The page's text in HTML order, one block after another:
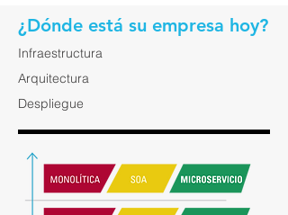
¿Dónde está su empresa hoy?
Infraestructura
Arquitectura
Despliegue